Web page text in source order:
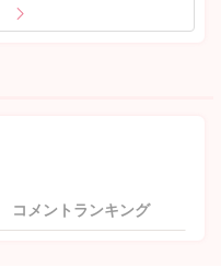
コメントランキング